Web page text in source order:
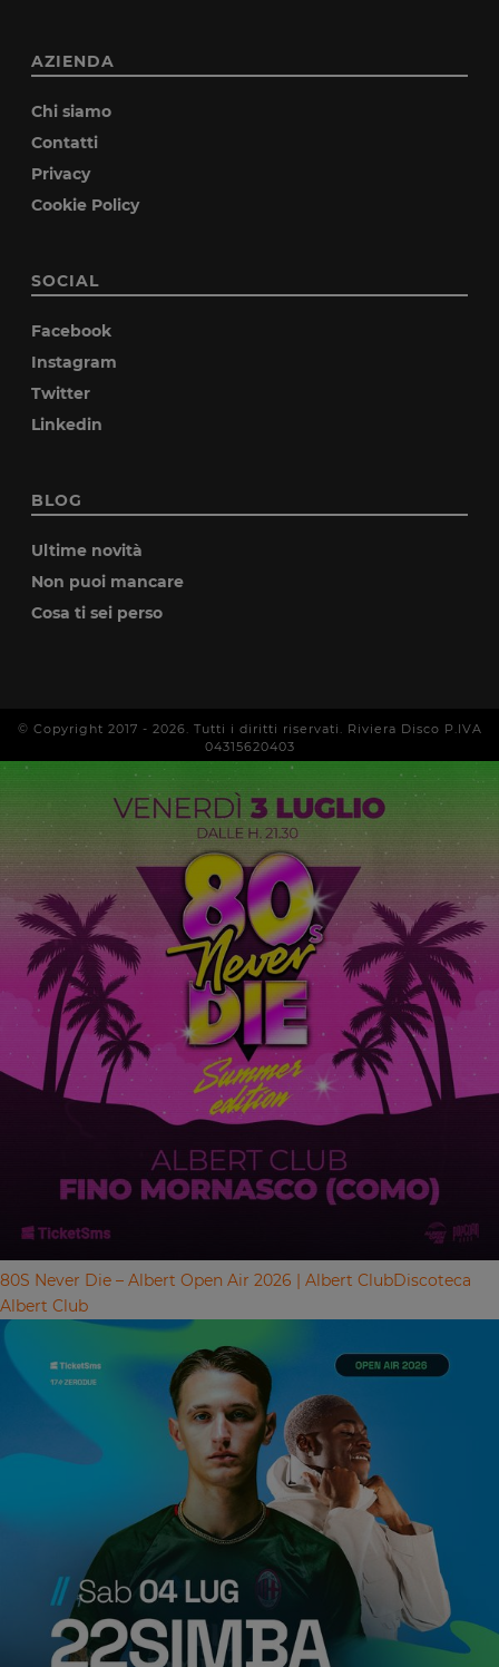
AZIENDA
Chi siamo
Contatti
Privacy
Cookie Policy
SOCIAL
Facebook
Instagram
Twitter
Linkedin
BLOG
Ultime novità
Non puoi mancare
Cosa ti sei perso
© Copyright 2017 - 2026 . Tutti i diritti riservati. Riviera Disco P.IVA
04315620403
80S Never Die – Albert Open Air 2026 | Albert ClubDiscoteca
Albert Club